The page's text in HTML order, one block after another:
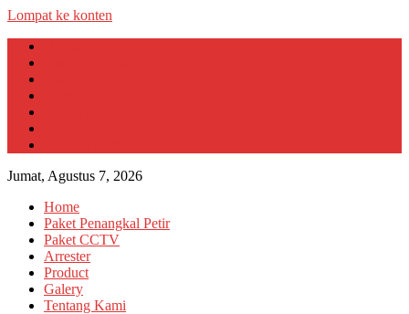
Lompat ke konten
Jumat, Agustus 7, 2026
Home
Paket Penangkal Petir
Paket CCTV
Arrester
Product
Galery
Tentang Kami